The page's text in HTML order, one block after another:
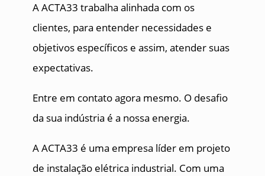
A ACTA33 trabalha alinhada com os
clientes, para entender necessidades e
objetivos específicos e assim, atender suas
expectativas.
Entre em contato agora mesmo. O desafio
da sua indústria é a nossa energia.
A ACTA33 é uma empresa líder em projeto
de instalação elétrica industrial. Com uma